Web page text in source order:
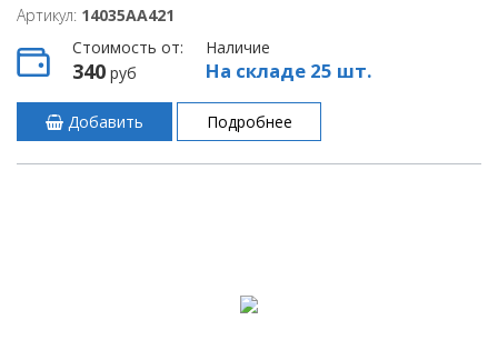
Артикул: 14035AA421
Стоимость от:
340 руб
Наличие
На складе 25 шт.
Добавить Подробнее